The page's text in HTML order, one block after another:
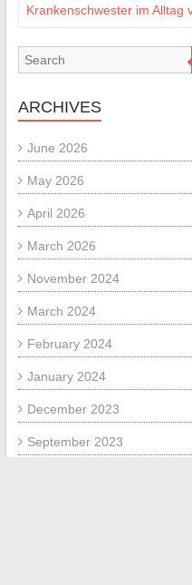
Krankenschwester im Alltag
ARCHIVES
June 2026
May 2026
April 2026
March 2026
November 2024
March 2024
February 2024
January 2024
December 2023
September 2023